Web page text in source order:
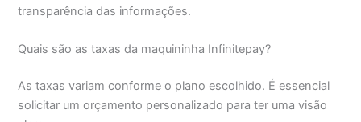
transparência das informações.
Quais são as taxas da maquininha Infinitepay?
As taxas variam conforme o plano escolhido. É essencial
solicitar um orçamento personalizado para ter uma visão